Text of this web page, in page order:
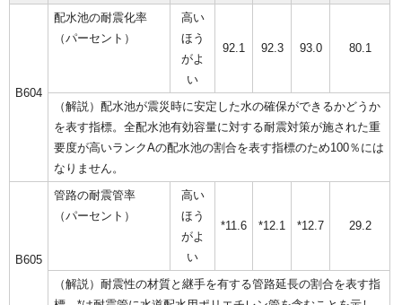
B604
配水池の耐震化率
（パーセント）
高い
ほう
がよ
い
92.1 92.3 93.0 80.1
（解説）配水池が震災時に安定した水の確保ができるかどうか
を表す指標。全配水池有効容量に対する耐震対策が施された重
要度が高いランクAの配水池の割合を表す指標のため100％には
なりません。
B605
管路の耐震管率
（パーセント）
高い
ほう
がよ
い
*11.6 *12.1 *12.7 29.2
（解説）耐震性の材質と継手を有する管路延長の割合を表す指